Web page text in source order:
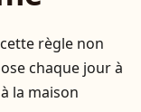
règle non
chaque jour à
la maison